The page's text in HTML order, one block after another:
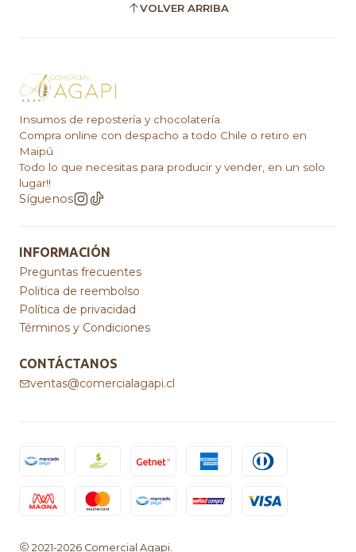
VOLVER ARRIBA
Insumos de repostería y chocolatería.
Compra online con despacho a todo Chile o retiro en
Maipú
Todo lo que necesitas para producir y vender, en un solo
lugar!!
Síguenos
INFORMACIÓN
Preguntas frecuentes
Politica de reembolso
Política de privacidad
Términos y Condiciones
CONTÁCTANOS
ventas@comercialagapi.cl
2021-2026 Comercial Agapi.